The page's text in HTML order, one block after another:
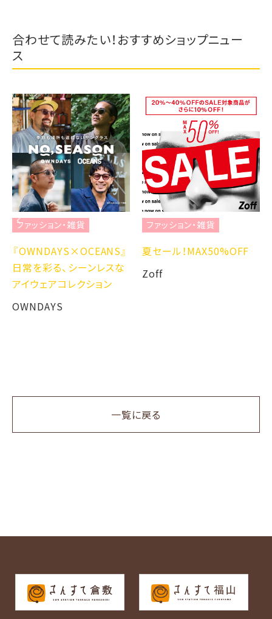
合わせて読みたい！おすすめショップニュー
ス
ファッション・雑貨
『OWNDAYS×OCEANS』
日常を彩る、シーンレスな
アイウェアコレクション
OWNDAYS
ファッション・雑貨
夏セール！MAX50%OFF
Zoff
一覧に戻る